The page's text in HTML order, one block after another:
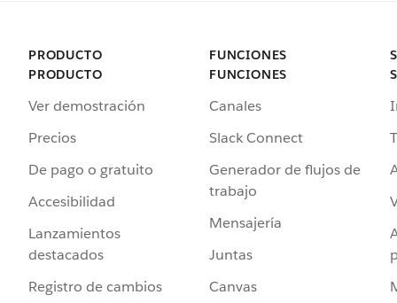
PRODUCTO
PRODUCTO
Ver demostración
Precios
De pago o gratuito
Accesibilidad
Lanzamientos
destacados
Registro de cambios
FUNCIONES
FUNCIONES
Canales
Slack Connect
Generador de flujos de
trabajo
Mensajería
Juntas
Canvas